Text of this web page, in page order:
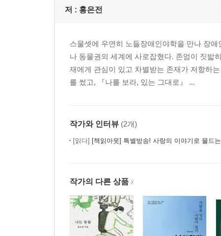
저 : 홍은전
스물셋에 우연히 노들장애인야학을 만나 장
나 동물권의 세계에 사로잡혔다. 존엄이 짓밟
재에게 관심이 있고 차별받는 존재가 저항하
를 썼고, 『나를 보라, 있는 그대로』 ...
작가와 인터뷰 (2개)
[읽다] [책읽아웃] 특별방송! 사랑의 이야기로 물드는 사람
작가의 다른 상품